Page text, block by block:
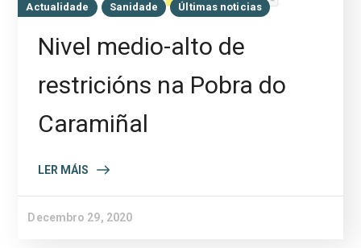
Actualidade Sanidade Últimas noticias
Nivel medio-alto de
restricións na Pobra do
Caramiñal
LER MÁIS
Decembro 29, 2020